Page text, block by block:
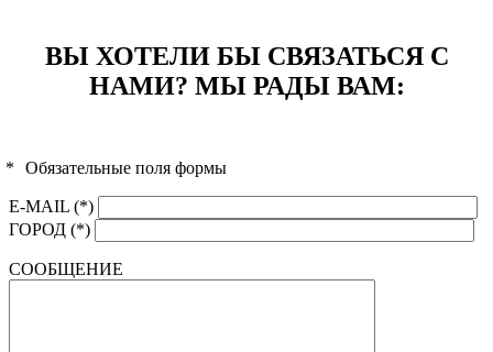
ВЫ ХОТЕЛИ БЫ СВЯЗАТЬСЯ С
НАМИ? МЫ РАДЫ ВАМ:
* Обязательные поля формы
E-MAIL (*)
ГОРОД (*)
СООБЩЕНИЕ